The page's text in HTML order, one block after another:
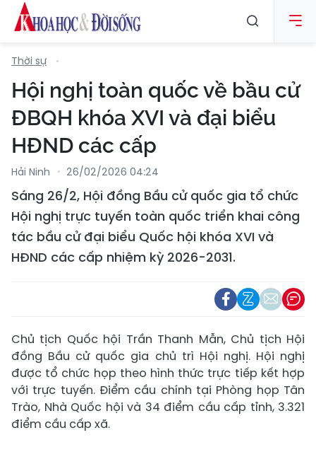
Thời sự
Hội nghị toàn quốc về bầu cử
ĐBQH khóa XVI và đại biểu
HĐND các cấp
Hải Ninh 26/02/2026 04:24
Sáng 26/2, Hội đồng Bầu cử quốc gia tổ chức
Hội nghị trực tuyến toàn quốc triển khai công
tác bầu cử đại biểu Quốc hội khóa XVI và
HĐND các cấp nhiệm kỳ 2026-2031.
Chủ tịch Quốc hội Trần Thanh Mẫn, Chủ tịch Hội
đồng Bầu cử quốc gia chủ trì Hội nghị. Hội nghị
được tổ chức họp theo hình thức trực tiếp kết hợp
với trực tuyến. Điểm cầu chính tại Phòng họp Tân
Trào, Nhà Quốc hội và 34 điểm cầu cấp tỉnh, 3.321
điểm cầu cấp xã.